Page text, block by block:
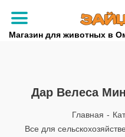
Магазин для животных в
Дар Велеса
Главная -
Все для